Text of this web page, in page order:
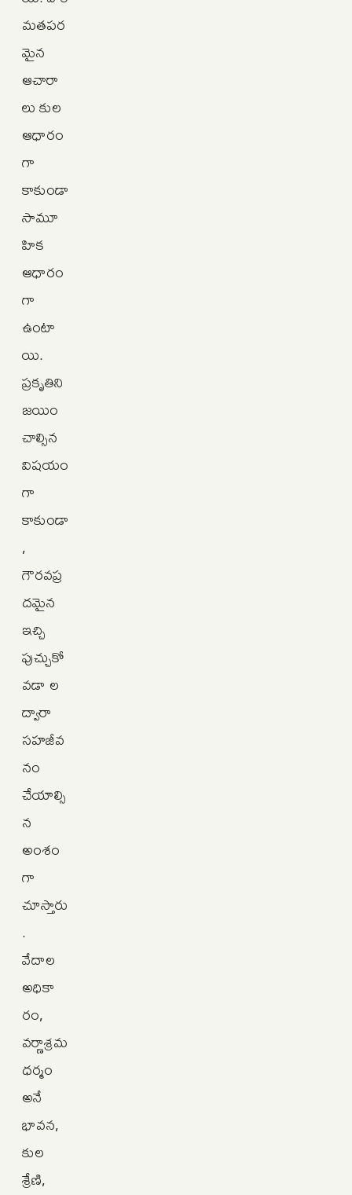
మతపర
మైన
ఆచారా
లు కుల
ఆధారం
గా
కాకుండా
సామూ
హిక
ఆధారం
గా
ఉంటా
యి.
ప్రకృతిని
జయిం
చాల్సిన
విషయం
గా
కాకుండా
,
గౌరవప్ర
దమైన
ఇచ్చి
పుచ్చుకో
వడా ల
ద్వారా
సహజీవ
నం
చేయాల్సి
న
అంశం
గా
చూస్తారు
.
వేదాల
అధికా
రం,
వర్ణాశ్రమ
ధర్మం
అనే
భావన,
కుల
శ్రేణి,